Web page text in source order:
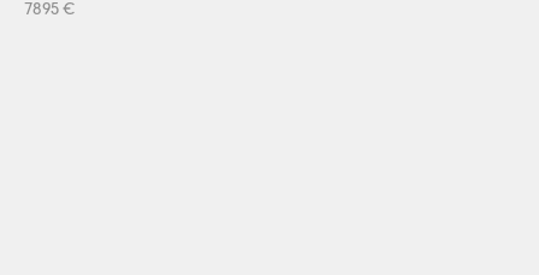
7895 €